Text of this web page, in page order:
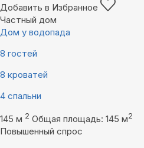
Добавить в Избранное
Частный дом
Дом у водопада
8 гостей
8 кроватей
4 спальни
145 м 2 Общая площадь: 145 м2
Повышенный спрос